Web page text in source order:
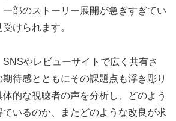
部のストーリー展開が急ぎすぎてい
けられます。
やレビューサイトで広く共有さ
待感とともにその課題点も浮き彫り
的な視聴者の声を分析し、どのよう
いるのか、またどのような改良が求